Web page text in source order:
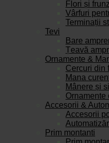
Flori și
Vârfuri
Terminații
Tevi
Bare
Țeavă
Ornamente &
Cercuri din
Mana
Mânere și
Ornamente
Accesorii &
Accesorii
Prim montanti